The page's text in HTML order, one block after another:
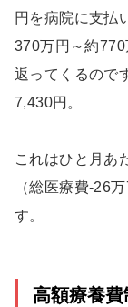
円を病院に支払
370万円～約
返ってくるので
7,430円。
これはひと月あ
（総医療費-26
す。
高額療養